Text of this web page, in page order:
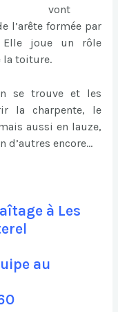
vont
l’arête formée par
Elle joue un rôle
la toiture.
se trouve et les
la charpente, le
aussi en lauze,
d’autres encore…
à Les
au